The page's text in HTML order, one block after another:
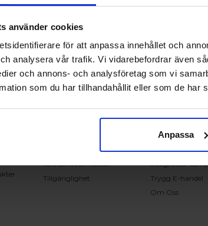
använder cookies
för att anpassa innehållet och
analysera vår trafik. Vi vidarebefordrar även
och annons- och analysföretag som vi
som du har tillhandahållit eller som de har
Anpassa
RING OSS PÅ 0431
Kundservice
Kontakta oss
Beställning och offert
Monteringsanvisningar
Teknisk information
Tillgänglighet
Handla på
Köpvillkor
Om ditt köp
Betalnings &
Ångerrätt &
Garantier
Integritets- och
Trygg E-handel
Om Oss